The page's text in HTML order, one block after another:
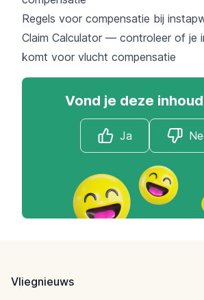
Regels voor compensatie bij
Claim Calculator — controleer of je
komt voor vlucht compensatie
Vond je deze
Ja
Vliegnieuws